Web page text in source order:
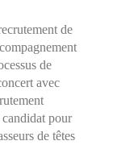
de
de
avec
pour
de têtes